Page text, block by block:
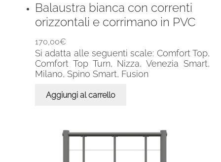
Balaustra bianca con correnti
orizzontali e corrimano in PVC
170,00€
Si adatta alle seguenti scale: Comfort Top,
Comfort Top Turn, Nizza, Venezia Smart,
Milano, Spino Smart, Fusion
Aggiungi al carrello